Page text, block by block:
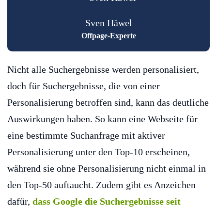
Sven Häwel
Offpage-Experte
Nicht alle Suchergebnisse werden personalisiert,
doch für Suchergebnisse, die von einer
Personalisierung betroffen sind, kann das deutliche
Auswirkungen haben. So kann eine Webseite für
eine bestimmte Suchanfrage mit aktiver
Personalisierung unter den Top-10 erscheinen,
während sie ohne Personalisierung nicht einmal in
den Top-50 auftaucht. Zudem gibt es Anzeichen
dafür, dass Google die Suchergebnisse seit